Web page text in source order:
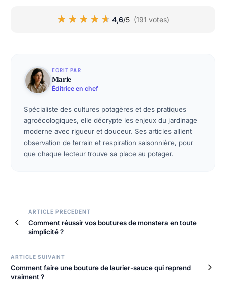
★★★★★
★★★★★ 4,6/5 (191 votes)
ECRIT PAR
Marie
Éditrice en chef
Spécialiste des cultures potagères et des pratiques
agroécologiques, elle décrypte les enjeux du jardinage
moderne avec rigueur et douceur. Ses articles allient
observation de terrain et respiration saisonnière, pour
que chaque lecteur trouve sa place au potager.
Navigation
de
ARTICLE PRECEDENT
Comment réussir vos boutures de monstera en toute
simplicité ?
ARTICLE SUIVANT
Comment faire une bouture de laurier-sauce qui reprend
vraiment ?